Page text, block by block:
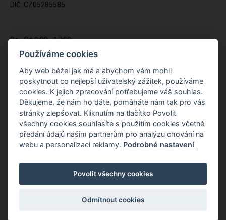
DIČ: CZ05285585
Po - Pá 9:00 - 17:00
(12:00 - 12:30 pauza)
Napište nám kdykoliv!
info@apiso.cz
Copyright © Novy Web s.r.o. 2026
Používáme cookies
Aby web běžel jak má a abychom vám mohli
poskytnout co nejlepší uživatelský zážitek, používáme
cookies. K jejich zpracování potřebujeme váš souhlas.
Děkujeme, že nám ho dáte, pomáháte nám tak pro vás
stránky zlepšovat. Kliknutím na tlačítko Povolit
všechny cookies souhlasíte s použitím cookies včetně
předání údajů našim partnerům pro analýzu chování na
webu a personalizaci reklamy. Podrobné nastavení
Povolit všechny cookies
Odmítnout cookies